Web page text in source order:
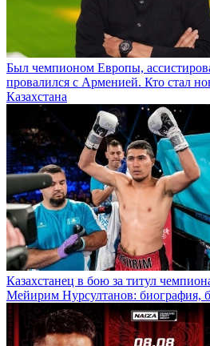
Был чемпионом Европы,
провалился с Арменией. Кто стал
Казахстана
Казахстанец в бою за титул
Мейирим Нурсултанов: биография,